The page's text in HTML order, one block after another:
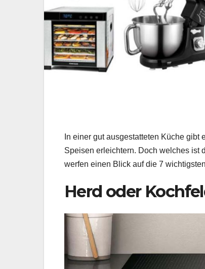
In einer gut ausgestatteten Küche
Speisen erleichtern. Doch welches ist
werfen einen Blick auf die 7
Herd oder